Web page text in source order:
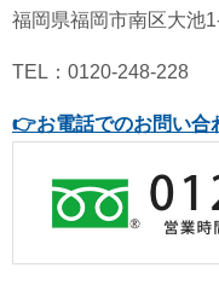
福岡県福岡市南区大池
TEL：0120-248-228
👉お電話でのお問い合